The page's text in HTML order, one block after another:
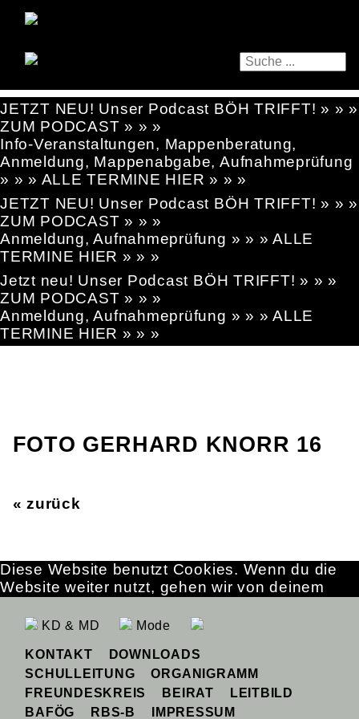
JETZT NEU! Unser Podcast BÖH TRIFFT! » » »
ZUM PODCAST » » »
Info-Veranstaltungen, Mappenberatung,
Anmeldung, Mappenabgabe, Aufnahmeprüfung
» » » ALLE TERMINE HIER » » »
JETZT NEU! Unser Podcast BÖH TRIFFT! » » »
ZUM PODCAST » » »
Anmeldung, Aufnahmeprüfung » » » ALLE
TERMINE HIER » » »
Jetzt neu! Unser Podcast BÖH TRIFFT! » » »
ZUM PODCAST » » »
Anmeldung, Aufnahmeprüfung » » » ALLE
TERMINE HIER » » »
FOTO GERHARD KNORR 16
« zurück
KD & MD Mode
KONTAKT
DOWNLOADS
SCHULLEITUNG
ORGANIGRAMM
FREUNDESKREIS
BEIRAT
LEITBILD
BAFÖG
RBS-B IMPRESSUM
Diese Website benutzt Cookies. Wenn du die
Website weiter nutzt, gehen wir von deinem